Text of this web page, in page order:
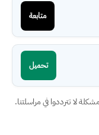
متابعة
تحميل
لا تترددوا في مراسلتنا.